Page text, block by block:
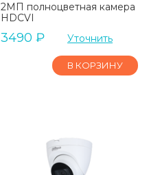
2МП полноцветная камера
HDCVI
3490 ₽ Уточнить
В КОРЗИНУ